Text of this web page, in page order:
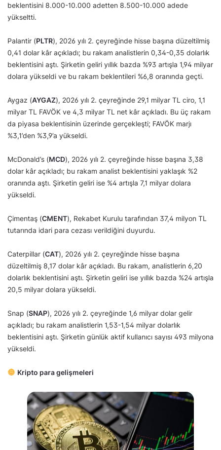
beklentisini 8.000-10.000 adetten 8.500-10.000 adede
yükseltti.
Palantir (PLTR), 2026 yılı 2. çeyreğinde hisse başına düzeltilmiş
0,41 dolar kâr açıkladı; bu rakam analistlerin 0,34-0,35 dolarlık
beklentisini aştı. Şirketin geliri yıllık bazda %93 artışla 1,94 milyar
dolara yükseldi ve bu rakam beklentileri %6,8 oranında geçti.
Aygaz (AYGAZ), 2026 yılı 2. çeyreğinde 29,1 milyar TL ciro, 1,1
milyar TL FAVÖK ve 4,3 milyar TL net kâr açıkladı. Bu üç rakam
da piyasa beklentisinin üzerinde gerçekleşti; FAVÖK marjı
%3,1’den %3,9’a yükseldi.
McDonald’s (MCD), 2026 yılı 2. çeyreğinde hisse başına 3,38
dolar kâr açıkladı; bu rakam analist beklentisini yaklaşık %2
oranında aştı. Şirketin geliri ise %4 artışla 7,1 milyar dolara
yükseldi.
Çimentaş (CMENT), Rekabet Kurulu tarafından 37,4 milyon TL
tutarında idari para cezası verildiğini duyurdu.
Caterpillar (CAT), 2026 yılı 2. çeyreğinde hisse başına
düzeltilmiş 8,17 dolar kâr açıkladı. Bu rakam, analistlerin 6,20
dolarlık beklentisini aştı. Şirketin geliri ise yıllık bazda %24 artışla
20,5 milyar dolara yükseldi.
Snap (SNAP), 2026 yılı 2. çeyreğinde 1,6 milyar dolar gelir
açıkladı; bu rakam analistlerin 1,53-1,54 milyar dolarlık
beklentisini aştı. Şirketin günlük aktif kullanıcı sayısı 493 milyona
yükseldi.
Kripto para gelişmeleri